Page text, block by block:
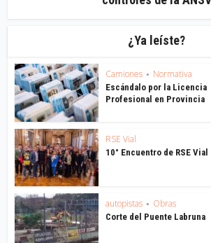
¿Ya leíste?
Camiones • Normativa
Escándalo por la Licencia
Profesional en Provincia
RSE Vial
10° Encuentro de RSE Vial
autopistas • Obras
Corte del Puente Labruna